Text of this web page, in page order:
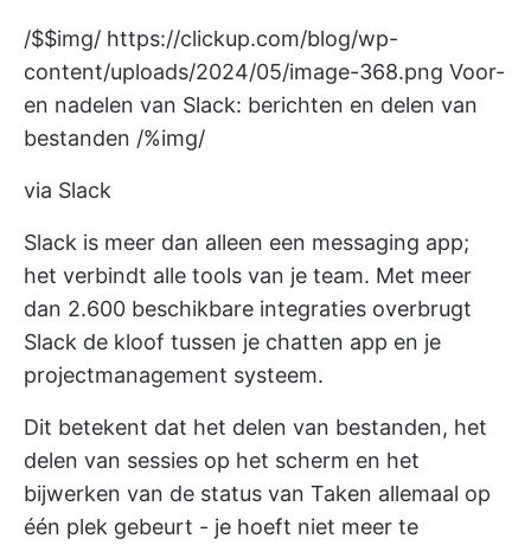
/$$img/ https://clickup.com/blog/wp-
content/uploads/2024/05/image-368.png Voor-
en nadelen van Slack: berichten en delen van
bestanden /%img/
via Slack
Slack is meer dan alleen een messaging app;
het verbindt alle tools van je team. Met meer
dan 2.600 beschikbare integraties overbrugt
Slack de kloof tussen je chatten app en je
projectmanagement systeem.
Dit betekent dat het delen van bestanden, het
delen van sessies op het scherm en het
bijwerken van de status van Taken allemaal op
één plek gebeurt - je hoeft niet meer te